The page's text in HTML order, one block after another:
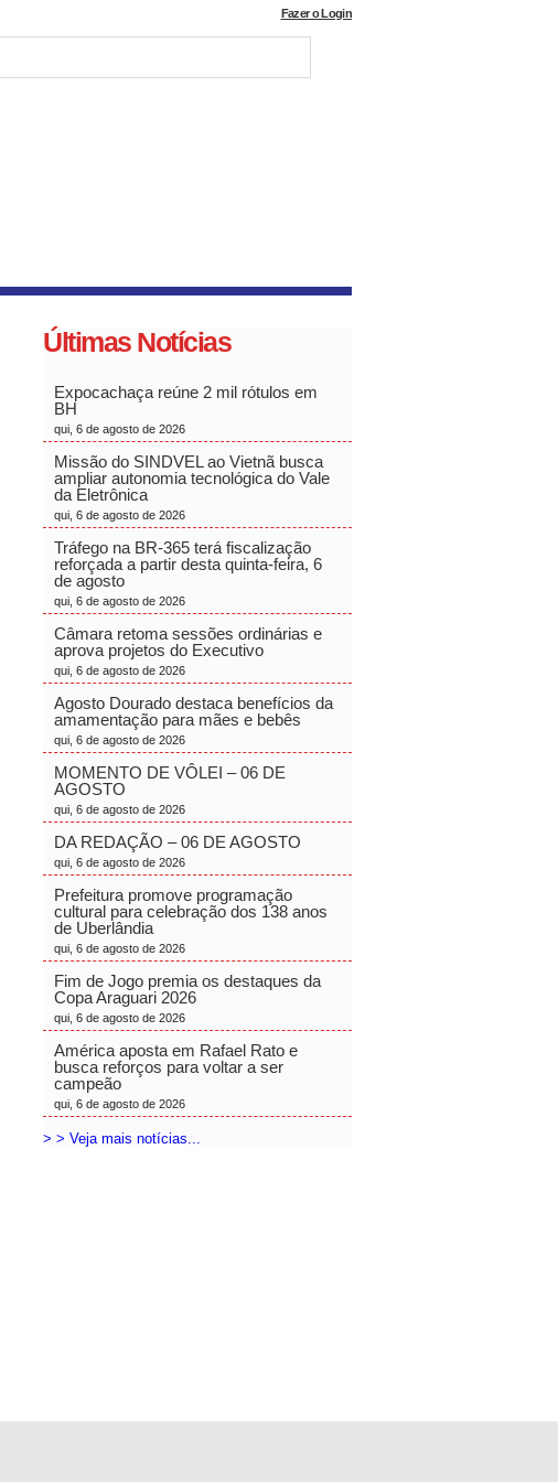
Fazer o Login
Últimas Notícias
Expocachaça reúne 2 mil rótulos em
BH
qui, 6 de agosto de 2026
Missão do SINDVEL ao Vietnã busca
ampliar autonomia tecnológica do Vale
da Eletrônica
qui, 6 de agosto de 2026
Tráfego na BR-365 terá fiscalização
reforçada a partir desta quinta-feira, 6
de agosto
qui, 6 de agosto de 2026
Câmara retoma sessões ordinárias e
aprova projetos do Executivo
qui, 6 de agosto de 2026
Agosto Dourado destaca benefícios da
amamentação para mães e bebês
qui, 6 de agosto de 2026
MOMENTO DE VÔLEI – 06 DE
AGOSTO
qui, 6 de agosto de 2026
DA REDAÇÃO – 06 DE AGOSTO
qui, 6 de agosto de 2026
Prefeitura promove programação
cultural para celebração dos 138 anos
de Uberlândia
qui, 6 de agosto de 2026
Fim de Jogo premia os destaques da
Copa Araguari 2026
qui, 6 de agosto de 2026
América aposta em Rafael Rato e
busca reforços para voltar a ser
campeão
qui, 6 de agosto de 2026
> > Veja mais notícias...